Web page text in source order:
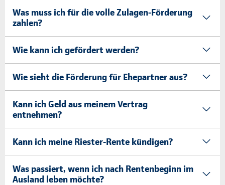
Was muss ich für die volle Zulagen-Förderung
zahlen?
Wie kann ich gefördert werden?
Wie sieht die Förderung für Ehepartner aus?
Kann ich Geld aus meinem Vertrag
entnehmen?
Kann ich meine Riester-Rente kündigen?
Was passiert, wenn ich nach Rentenbeginn im
Ausland leben möchte?